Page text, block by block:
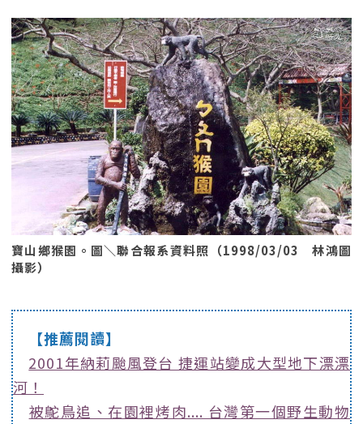
寶山鄉猴園。圖＼聯合報系資料照（1998/03/03 林鴻圖
攝影）
【推薦閱讀】
2001年納莉颱風登台 捷運站變成大型地下漂漂
河！
被鴕鳥追、在園裡烤肉.... 台灣第一個野生動物